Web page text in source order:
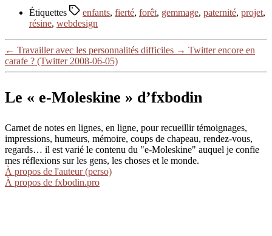
Étiquettes enfants, fierté, forêt, gemmage, paternité, projet,
résine, webdesign
← Travailler avec les personnalités difficiles → Twitter encore en
carafe ? (Twitter 2008-06-05)
Le « e-Moleskine » d’fxbodin
Carnet de notes en lignes, en ligne, pour recueillir témoignages,
impressions, humeurs, mémoire, coups de chapeau, rendez-vous,
regards… il est varié le contenu du "e-Moleskine" auquel je confie
mes réflexions sur les gens, les choses et le monde.
À propos de l'auteur (perso)
À propos de fxbodin.pro